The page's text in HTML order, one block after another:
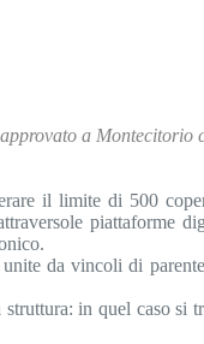
a Montecitorio
il limite di 500
piattaforme
da vincoli di
in quel caso si